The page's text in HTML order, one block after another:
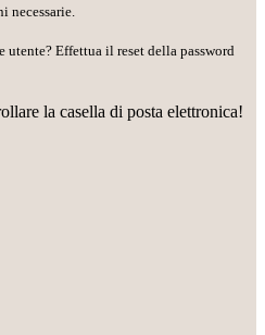
necessarie.
utente? Effettua il reset della password
la casella di posta elettronica!